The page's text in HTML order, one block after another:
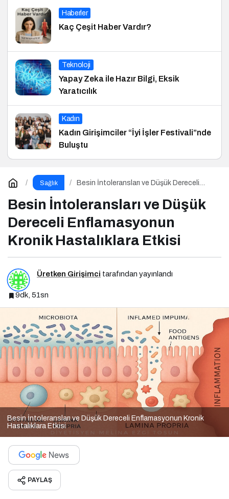
Haberler
Kaç Çeşit Haber Vardır?
Teknoloji
Yapay Zeka ile Hazır Bilgi, Eksik
Yaratıcılık
Kadın
Kadın Girişimciler “İyi İşler Festivali”nde
Buluştu
Sağlık
Besin İntoleransları ve Düşük Dereceli
Besin İntoleransları ve Düşük
Dereceli Enflamasyonun
Kronik Hastalıklara Etkisi
Üretken Girişimci tarafından yayınlandı
9dk, 51sn
Besin İntoleransları ve Düşük Dereceli Enflamasyonun Kronik
Hastalıklara Etkisi
PAYLAŞ